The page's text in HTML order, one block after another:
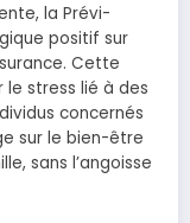
la Prévi-
positif sur
Cette
stress lié à des
concernés
sur le bien-être
sans l’angoisse